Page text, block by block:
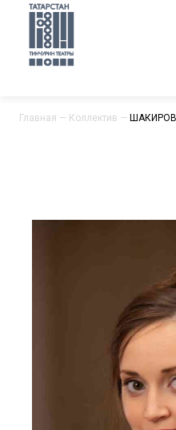
Главная — Коллектив —